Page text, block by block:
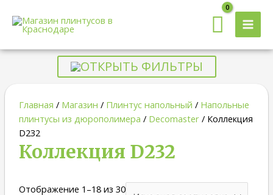
Главная / Магазин / Плинтус напольный / Напольные
плинтусы из дюрополимера / Decomaster/ Коллекция
D232
Коллекция D232
Отображение 1–18 из 30
ОТКРЫТЬ ФИЛЬТРЫ